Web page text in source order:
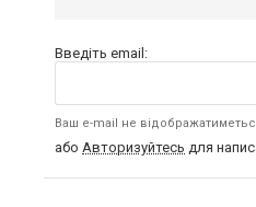
Введіть email:
Ваш e-mail не
або Авторизуйтесь для